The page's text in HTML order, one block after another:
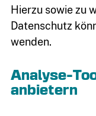
Hierzu sowie zu
Datenschutz
wenden.
Analyse-
anbietern